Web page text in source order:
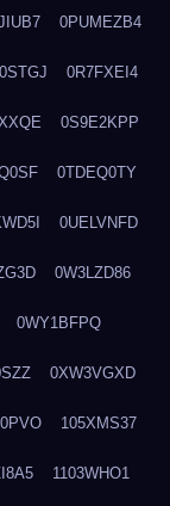
0PUMEZB4
0R7FXEI4
0S9E2KPP
0TDEQ0TY
0UELVNFD
0W3LZD86
0WY1BFPQ
0XW3VGXD
105XMS37
1103WHO1